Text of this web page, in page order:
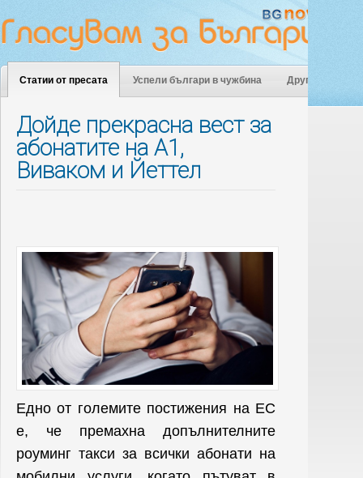
Статии от пресата Успели българи в чужбина Други
Дойде прекрасна вест за
абонатите на А1,
Виваком и Йеттел
Едно от големите постижения на ЕС
е, че премахна допълнителните
роуминг такси за всички абонати на